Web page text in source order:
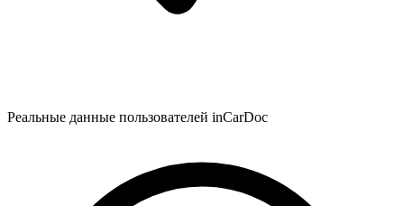
Реальные данные пользователей inCarDoc